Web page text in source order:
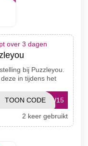
over 3 dagen
bij Puzzleyou.
in tijdens het
EW15
TOON CODE
2 keer gebruikt